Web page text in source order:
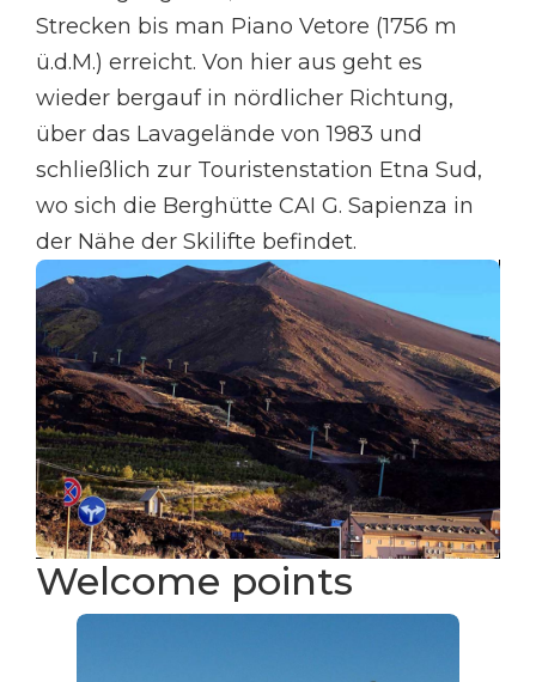
Strecken bis man Piano Vetore (1756 m
ü.d.M.) erreicht. Von hier aus geht es
wieder bergauf in nördlicher Richtung,
über das Lavagelände von 1983 und
schließlich zur Touristenstation Etna Sud,
wo sich die Berghütte CAI G. Sapienza in
der Nähe der Skilifte befindet.
Welcome points